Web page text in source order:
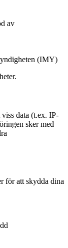
av
(IMY)
data (t.ex. IP-
sker med
för att skydda dina